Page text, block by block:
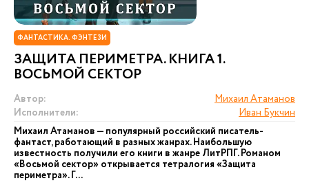
ФАНТАСТИКА. ФЭНТЕЗИ
ЗАЩИТА ПЕРИМЕТРА. КНИГА 1.
ВОСЬМОЙ СЕКТОР
Автор:
Михаил Атаманов
Исполнители:
Иван Букчин
Михаил Атаманов — популярный российский писатель-
фантаст, работающий в разных жанрах. Наибольшую
известность получили его книги в жанре ЛитРПГ. Романом
«Восьмой сектор» открывается тетралогия «Защита
периметра». Г...